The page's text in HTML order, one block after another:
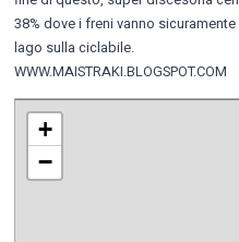
38% dove i freni vanno
lago sulla ciclabile.
WWW.MAISTRAKI.BLOGSPOT.COM
+
−